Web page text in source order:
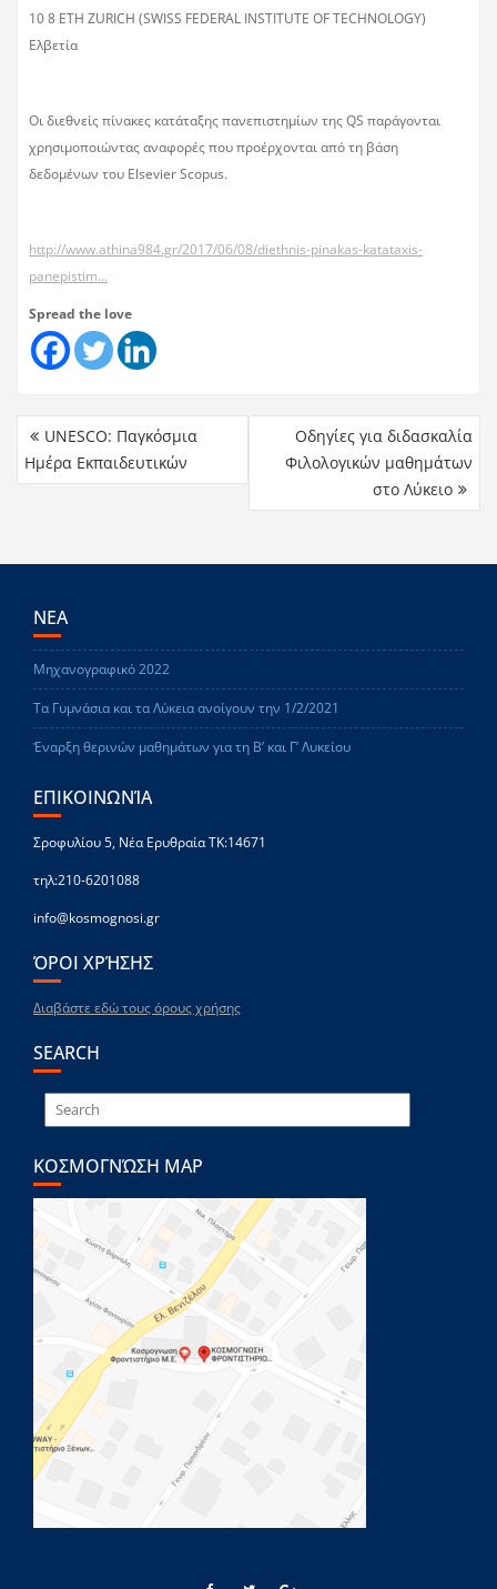
10 8 ETH ZURICH (SWISS FEDERAL INSTITUTE OF TECHNOLOGY)
Ελβετία
Οι διεθνείς πίνακες κατάταξης πανεπιστημίων της QS παράγονται
χρησιμοποιώντας αναφορές που προέρχονται από τη βάση
δεδομένων του Elsevier Scopus.
http://www.athina984.gr/2017/06/08/diethnis-pinakas-katataxis-
panepistim…
Spread the love
UNESCO: Παγκόσμια
Ημέρα Εκπαιδευτικών
Οδηγίες για διδασκαλία
Φιλολογικών μαθημάτων
στο Λύκειο
ΝΕΑ
Μηχανογραφικό 2022
Τα Γυμνάσια και τα Λύκεια ανοίγουν την 1/2/2021
Έναρξη θερινών μαθημάτων για τη Β’ και Γ’ Λυκείου
ΕΠΙΚΟΙΝΩΝΊΑ
Σροφυλίου 5, Νέα Ερυθραία ΤΚ:14671
τηλ:210-6201088
info@kosmognosi.gr
ΌΡΟΙ ΧΡΉΣΗΣ
Διαβάστε εδώ τους όρους χρήσης
SEARCH
ΚΟΣΜΟΓΝΏΣΗ MAP